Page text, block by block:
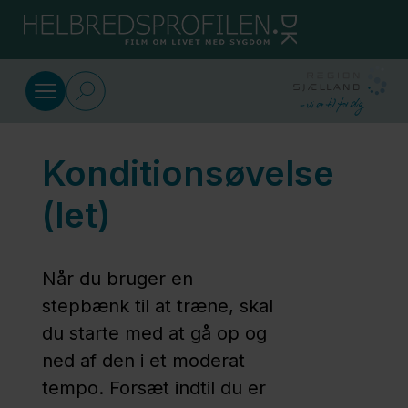
Gå til indhold
Øvelser, der er gode for hjertet
Konditionsøvelse
(let)
Mave- og
rygmuskler
Bagside
af lår
Konditionsøvelse
(let)
Når du bruger en
stepbænk til at træne, skal
du starte med at gå op og
ned af den i et moderat
tempo. Forsæt indtil du er